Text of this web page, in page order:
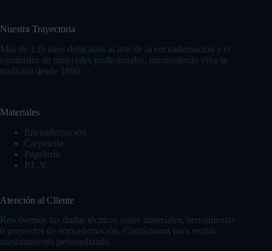
Nuestra Trayectoria
Más de 135 años dedicados al arte de la encuadernación y el
suministro de materiales profesionales, manteniendo viva la
tradición desde 1890.
Materiales
Encuadernación
Carpetería
Papelería
P.L.V.
Atención al Cliente
Resolvemos tus dudas técnicas sobre materiales, herramientas
o proyectos de encuadernación. Contáctanos para recibir
asesoramiento personalizado.